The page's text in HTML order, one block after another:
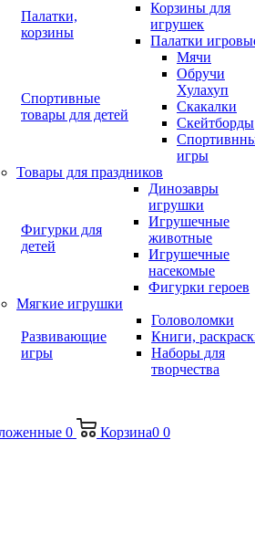
Палатки,
корзины
Корзины для
игрушек
Палатки
Спортивные
товары для детей
Мячи
Обручи
Хулахуп
Скакалки
Скейтборды
игры
Товары для праздников
Фигурки для
детей
Динозавры
игрушки
Игрушечные
животные
Игрушечные
насекомые
Фигурки героев
Мягкие игрушки
Развивающие
игры
Головоломки
Книги,
Наборы для
творчества
0 Корзина0 0